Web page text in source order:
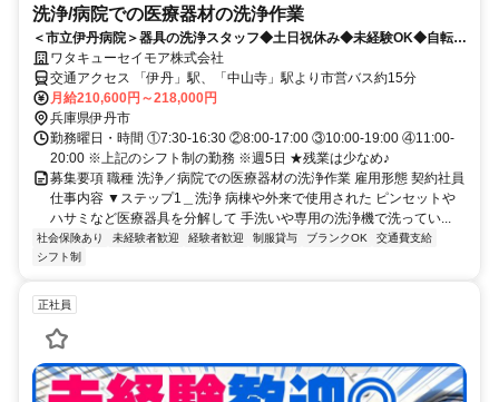
洗浄/病院での医療器材の洗浄作業
＜市立伊丹病院＞器具の洗浄スタッフ◆土日祝休み◆未経験OK◆自転
車・バイク通勤OK！
ワタキューセイモア株式会社
交通アクセス 「伊丹」駅、「中山寺」駅より市営バス約15分
月給210,600円～218,000円
兵庫県伊丹市
勤務曜日・時間 ①7:30-16:30 ②8:00-17:00 ③10:00-19:00 ④11:00-
20:00 ※上記のシフト制の勤務 ※週5日 ★残業は少なめ♪
募集要項 職種 洗浄／病院での医療器材の洗浄作業 雇用形態 契約社員
仕事内容 ▼ステップ1＿洗浄 病棟や外来で使用された ピンセットや
ハサミなど医療器具を分解して 手洗いや専用の洗浄機で洗ってい...
社会保険あり 未経験者歓迎 経験者歓迎 制服貸与 ブランクOK
交通費支給
シフト制
正社員